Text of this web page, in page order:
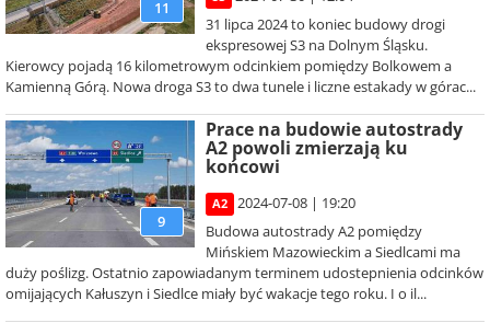
11
31 lipca 2024 to koniec budowy drogi
ekspresowej S3 na Dolnym Śląsku.
Kierowcy pojadą 16 kilometrowym odcinkiem pomiędzy Bolkowem a
Kamienną Górą. Nowa droga S3 to dwa tunele i liczne estakady w górac...
9
Prace na budowie autostrady
A2 powoli zmierzają ku
końcowi
A2
2024-07-08 | 19:20
Budowa autostrady A2 pomiędzy
Mińskiem Mazowieckim a Siedlcami ma
duży poślizg. Ostatnio zapowiadanym terminem udostepnienia odcinków
omijających Kałuszyn i Siedlce miały być wakacje tego roku. I o il...